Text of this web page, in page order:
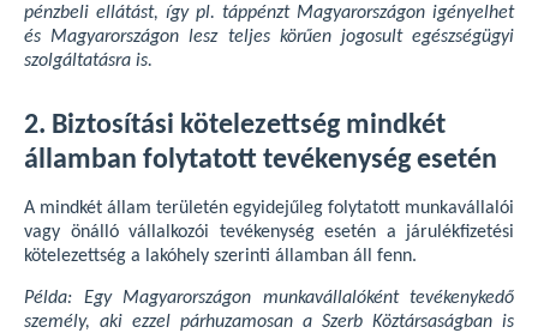
pénzbeli ellátást, így pl. táppénzt Magyarországon igényelhet
és Magyarországon lesz teljes körűen jogosult egészségügyi
szolgáltatásra is.
2. Biztosítási kötelezettség mindkét
államban folytatott tevékenység esetén
A mindkét állam területén egyidejűleg folytatott munkavállalói
vagy önálló vállalkozói tevékenység esetén a járulékfizetési
kötelezettség a lakóhely szerinti államban áll fenn.
Példa: Egy Magyarországon munkavállalóként tevékenykedő
személy, aki ezzel párhuzamosan a Szerb Köztársaságban is